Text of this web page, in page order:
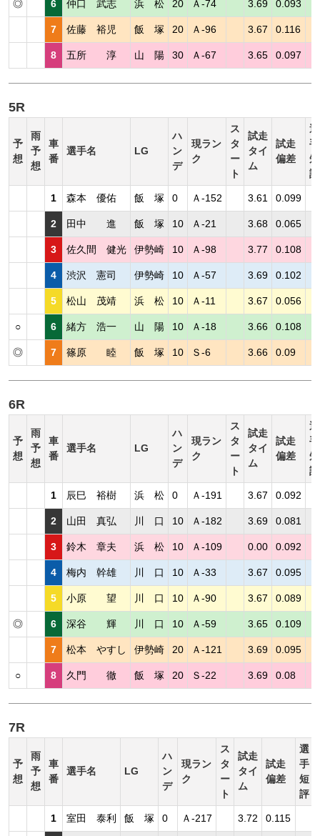
◎ 6 仲口 武志 浜 松 20 Ａ-74 3.69 0.093
7 佐藤 裕児 飯 塚 20 Ａ-96 3.67 0.116
8 五所 淳 山 陽 30 Ａ-67 3.65 0.097
5R
予
想
雨
予
想
車
番
選手名 LG
ハ
ン
デ
現ラン
ク
ス
タ
ー
ト
試走
タイ
ム
試走
偏差
選
手
短
評
1 森本 優佑 飯 塚 0 Ａ-152 3.61 0.099
2 田中 進 飯 塚 10 Ａ-21 3.68 0.065
3 佐久間 健光 伊勢崎 10 Ａ-98 3.77 0.108
4 渋沢 憲司 伊勢崎 10 Ａ-57 3.69 0.102
5 松山 茂靖 浜 松 10 Ａ-11 3.67 0.056
○ 6 緒方 浩一 山 陽 10 Ａ-18 3.66 0.108
◎ 7 篠原 睦 飯 塚 10 Ｓ-6 3.66 0.09
6R
予
想
雨
予
想
車
番
選手名 LG
ハ
ン
デ
現ラン
ク
ス
タ
ー
ト
試走
タイ
ム
試走
偏差
選
手
短
評
1 辰巳 裕樹 浜 松 0 Ａ-191 3.67 0.092
2 山田 真弘 川 口 10 Ａ-182 3.69 0.081
3 鈴木 章夫 浜 松 10 Ａ-109 0.00 0.092
4 梅内 幹雄 川 口 10 Ａ-33 3.67 0.095
5 小原 望 川 口 10 Ａ-90 3.67 0.089
◎ 6 深谷 輝 川 口 10 Ａ-59 3.65 0.109
7 松本 やすし 伊勢崎 20 Ａ-121 3.69 0.095
○ 8 久門 徹 飯 塚 20 Ｓ-22 3.69 0.08
7R
予
想
雨
予
想
車
番
選手名 LG
ハ
ン
デ
現ラン
ク
ス
タ
ー
ト
試走
タイ
ム
試走
偏差
選
手
短
評
1 室田 泰利 飯 塚 0 Ａ-217 3.72 0.115